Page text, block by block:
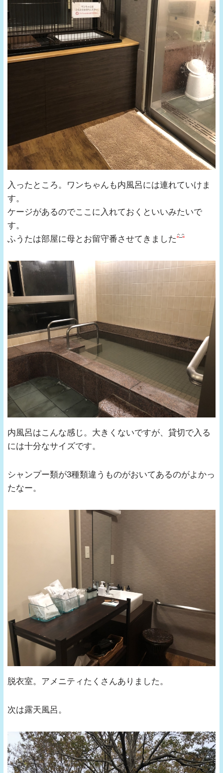
入ったところ。ワンちゃんも内風呂には連れていけま
す。
ケージがあるのでここに入れておくといいみたいで
す。
ふうたは部屋に母とお留守番させてきました
内風呂はこんな感じ。大きくないですが、貸切で入る
には十分なサイズです。
シャンプー類が3種類違うものがおいてあるのがよかっ
たなー。
脱衣室。アメニティたくさんありました。
次は露天風呂。